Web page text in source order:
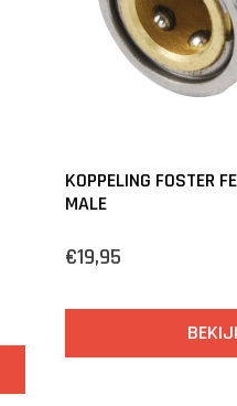
KOPPELING FOSTER
MALE
€19,95